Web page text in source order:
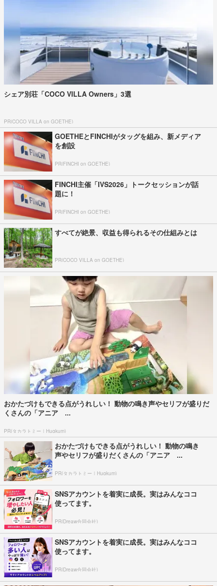
シェア別荘「COCO VILLA Owners」3選
PR(COCO VILLA on GOETHE)
GOETHEとFINCHIがタッグを組み、新メディア
を創設
PR(FINCHI on GOETHE)
FINCHI主催「IVS2026」トークセッションが話
題に！
PR(FINCHI on GOETHE)
すべてが絶景、収益も得られるその仕組みとは
PR(COCO VILLA on GOETHE)
おかたづけもできる点がうれしい！ 動物の鳴き声やセリフが盛りだ
くさんの「アニア ...
PR(タカラトミー｜Hugkum)
おかたづけもできる点がうれしい！ 動物の鳴き
声やセリフが盛りだくさんの「アニア ...
PR(タカラトミー｜Hugkum)
SNSアカウントを着実に成長。実はみんなココ
使ってます。
PR(Dreaw合同会社)
SNSアカウントを着実に成長。実はみんなココ
使ってます。
PR(Dreaw合同会社)